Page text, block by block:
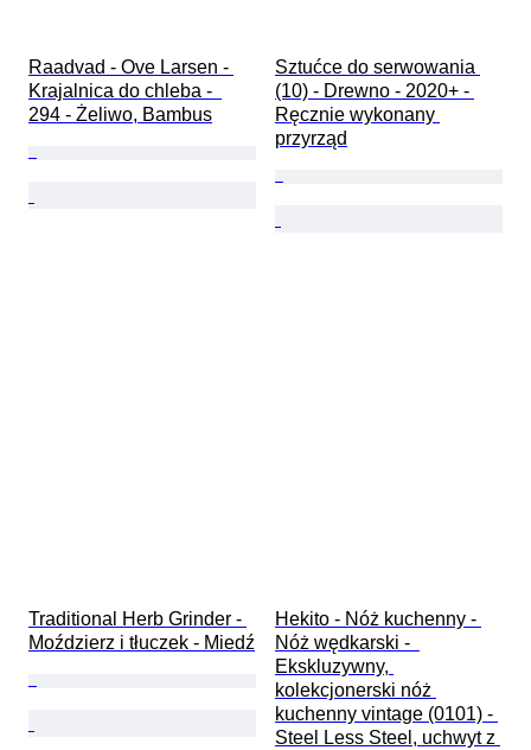
Raadvad - Ove Larsen -
Krajalnica do chleba -
294 - Żeliwo, Bambus
Sztućce do serwowania
(10) - Drewno - 2020+ -
Ręcznie wykonany
przyrząd
Traditional Herb Grinder -
Moździerz i tłuczek - Miedź
Hekito - Nóż kuchenny -
Nóż wędkarski -
Ekskluzywny,
kolekcjonerski nóż
kuchenny vintage (0101) -
Steel Less Steel, uchwyt z